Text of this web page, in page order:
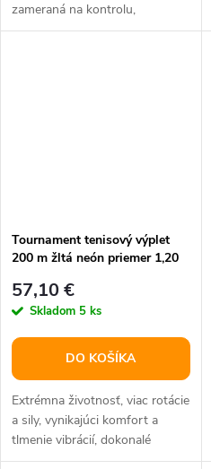
zameraná na kontrolu,
vyrobená revolučnou IONTEC –
Tournament tenisový výplet
200 m žltá neón priemer 1,20
57,10 €
Skladom 5 ks
DO KOŠÍKA
Extrémna životnosť, viac rotácie
a sily, vynikajúci komfort a
tlmenie vibrácií, dokonalé
ovládanie. Určený pre...